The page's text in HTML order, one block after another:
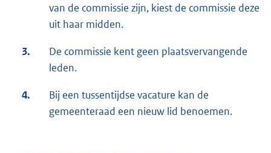
van de commissie zijn, kiest de commissie deze
uit haar midden.
3.
De commissie kent geen plaatsvervangende
leden.
4.
Bij een tussentijdse vacature kan de
gemeenteraad een nieuw lid benoemen.